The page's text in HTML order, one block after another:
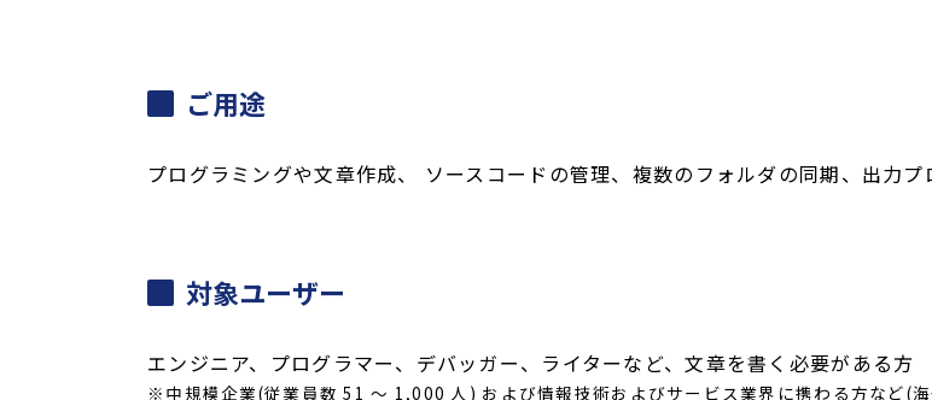
ご用途
プログラミングや文章作成、 ソースコードの管理、複数のフォルダの同期、出力
対象ユーザー
エンジニア、プログラマー、デバッガー、ライターなど、文章を書く必要がある方
※中規模企業(従業員数 51 ～ 1,000 人) および情報技術およびサービス業界に携わる方など(